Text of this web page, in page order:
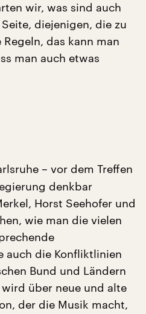
wir, was sind auch
diejenigen, die zu
das kann man
man auch etwas
– vor dem Treffen
denkbar
Horst Seehofer und
wie man die vielen
auch die Konfliktlinien
Bund und Ländern
über neue und alte
der die Musik macht,